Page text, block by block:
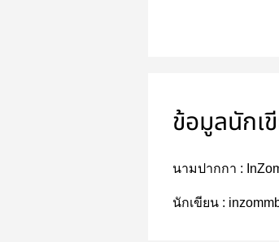
ข้อมูลนักเ
นามปากกา :
นักเขียน :